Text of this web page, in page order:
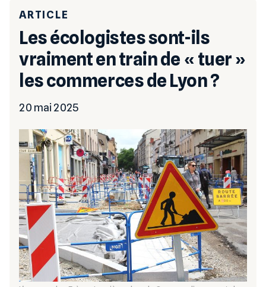
ARTICLE
Les écologistes sont-ils
vraiment en train de « tuer »
les commerces de Lyon ?
20 mai 2025